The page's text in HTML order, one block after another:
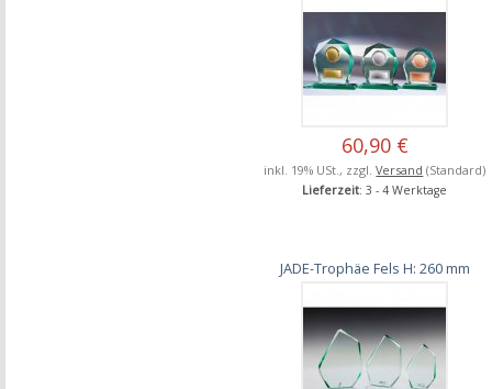
60,90 €
inkl. 19% USt., zzgl.Versand (Standard)
Lieferzeit: 3 - 4 Werktage
JADE-Trophäe Fels H: 260 mm